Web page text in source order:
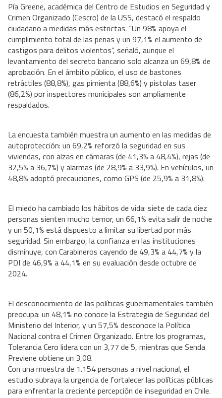
Pía Greene, académica del Centro de Estudios en Seguridad y
Crimen Organizado (Cescro) de la USS, destacó el respaldo
ciudadano a medidas más estrictas. “Un 98% apoya el
cumplimiento total de las penas y un 97,1% el aumento de
castigos para delitos violentos”, señaló, aunque el
levantamiento del secreto bancario solo alcanza un 69,8% de
aprobación. En el ámbito público, el uso de bastones
retráctiles (88,8%), gas pimienta (88,6%) y pistolas taser
(86,2%) por inspectores municipales son ampliamente
respaldados.
La encuesta también muestra un aumento en las medidas de
autoprotección: un 69,2% reforzó la seguridad en sus
viviendas, con alzas en cámaras (de 41,3% a 48,4%), rejas (de
32,5% a 36,7%) y alarmas (de 28,9% a 33,9%). En vehículos, un
48,8% adoptó precauciones, como GPS (de 25,9% a 31,8%).
El miedo ha cambiado los hábitos de vida: siete de cada diez
personas sienten mucho temor, un 66,1% evita salir de noche
y un 50,1% está dispuesto a limitar su libertad por más
seguridad. Sin embargo, la confianza en las instituciones
disminuye, con Carabineros cayendo de 49,3% a 44,7% y la
PDI de 46,9% a 44,1% en su evaluación desde octubre de
2024.
El desconocimiento de las políticas gubernamentales también
preocupa: un 48,1% no conoce la Estrategia de Seguridad del
Ministerio del Interior, y un 57,5% desconoce la Política
Nacional contra el Crimen Organizado. Entre los programas,
Tolerancia Cero lidera con un 3,77 de 5, mientras que Senda
Previene obtiene un 3,08.
Con una muestra de 1.154 personas a nivel nacional, el
estudio subraya la urgencia de fortalecer las políticas públicas
para enfrentar la creciente percepción de inseguridad en Chile.